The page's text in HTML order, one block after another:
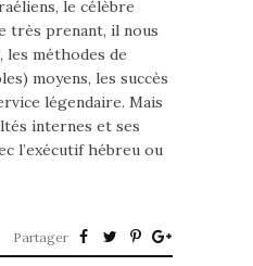
le célèbre
très prenant, il nous
méthodes de
moyens, les succès
légendaire. Mais
internes et ses
l’exécutif hébreu ou
Partager